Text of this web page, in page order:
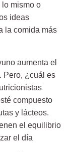
lo mismo o
ideas
la comida más
aumenta el
Pero, ¿cuál es
compuesto
y lácteos.
el equilibrio
el día